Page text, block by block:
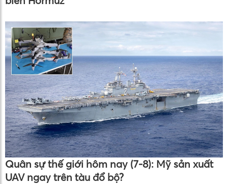
Quân sự thế giới hôm nay (7-8): Mỹ sản xuất
UAV ngay trên tàu đổ bộ?